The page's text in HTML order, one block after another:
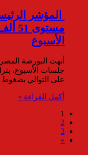
المؤشر
الأسبوع
أنهت البورصة
جلسات الأسبوع،
على التوالي بضغوط
أكمل القراءة »
1
2
3
»